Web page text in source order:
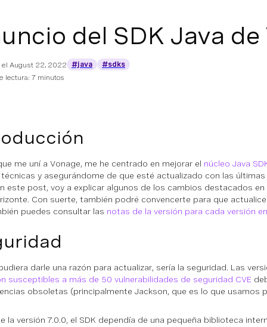
del SDK Java
el August 22, 2022 #java
#sdks
lectura: 7 minutos
me uní a Vonage, me he centrado en mejorar el núcleo Java
y asegurándome de que esté actualizado con las últimas
este post, voy a explicar algunos de los cambios destacados en
Con suerte, también podré convencerte para que
puedes consultar las notas de la versión para cada versión
darle una razón para actualizar, sería la seguridad. Las
susceptibles a más de 50 vulnerabilidades de seguridad CVE
obsoletas (principalmente Jackson, que es lo que usamos
la versión 7.0.0, el SDK dependía de una pequeña biblioteca